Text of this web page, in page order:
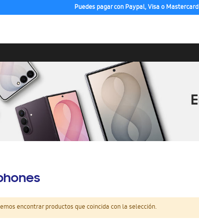
Puedes pagar con Paypal, Visa o Mastercard
encontrar productos que coincida con la selección.